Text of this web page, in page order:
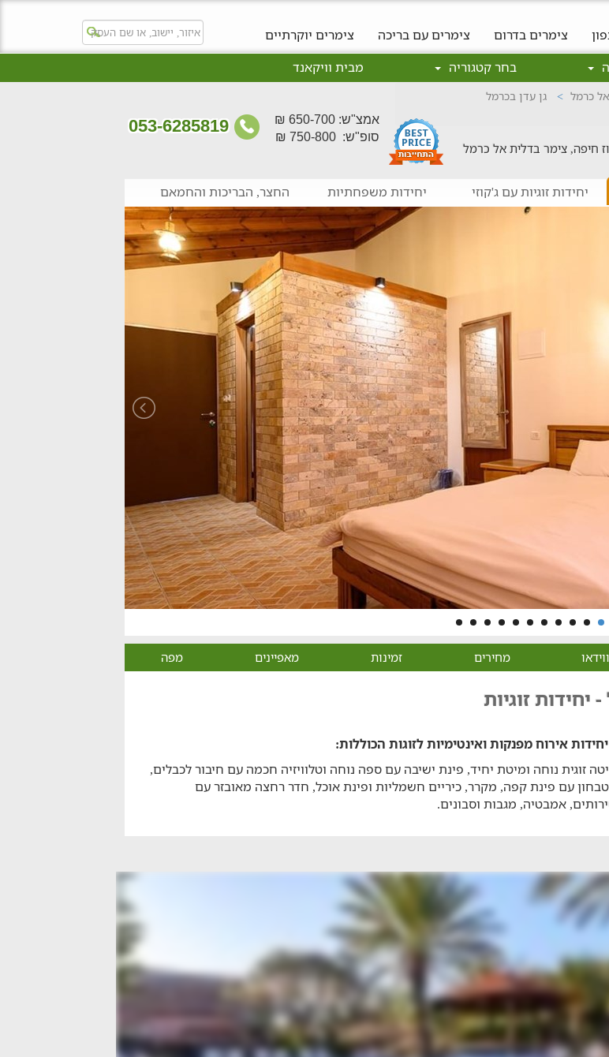
צימרים בדרום צימרים עם בריכה
צימרים יוקרתיים
בחר קטגוריה מבית וויקאנד
כרמל
גן עדן בכרמל
חיפה, צימר בדלית אל כרמל
אמצ"ש: 650-700 ₪
סופ"ש: 750-800 ₪
יחידות זוגיות עם ג'קוזי יחידות משפחתיות החצר, הבריכות והחמאם
ווידאו מחירים זמינות מאפיינים מפה
יחידות זוגיות
זוגית נוחה ומיטת יחיד, פינת ישיבה עם ספה נוחה וטלוויזיה חכמה עם חיבור לכבלים,
עם פינת קפה, מקרר, כיריים חשמליות ופינת אוכל, חדר רחצה מאובזר עם
אמבטיה, מגבות וסבונים.